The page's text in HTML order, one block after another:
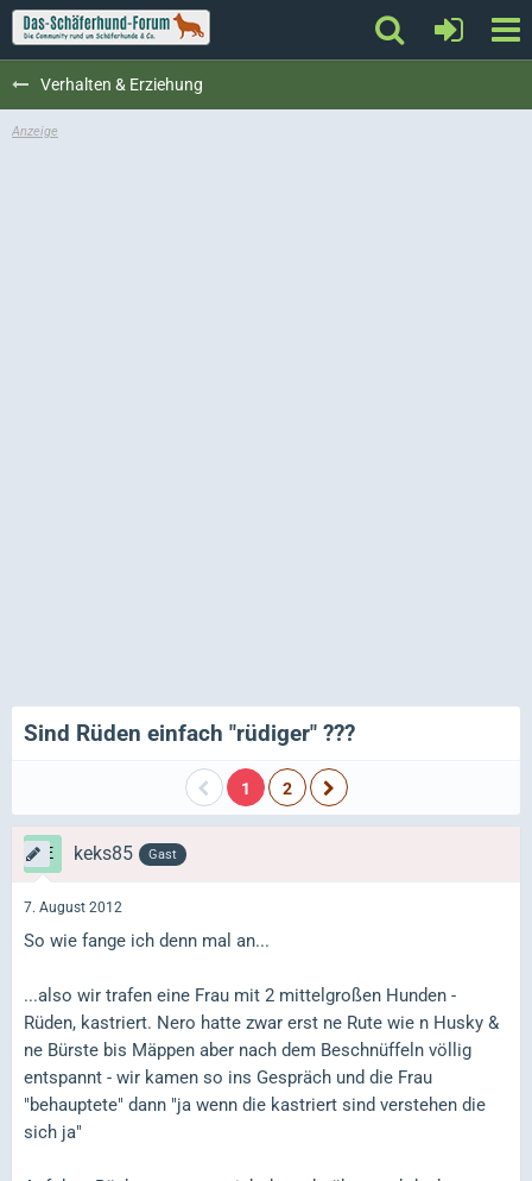
Verhalten & Erziehung
Sind Rüden einfach "rüdiger" ???
1 2
keks85 Gast
7. August 2012
So wie fange ich denn mal an...
...also wir trafen eine Frau mit 2 mittelgroßen Hunden -
Rüden, kastriert. Nero hatte zwar erst ne Rute wie n Husky &
ne Bürste bis Mäppen aber nach dem Beschnüffeln völlig
entspannt - wir kamen so ins Gespräch und die Frau
"behauptete" dann "ja wenn die kastriert sind verstehen die
sich ja"